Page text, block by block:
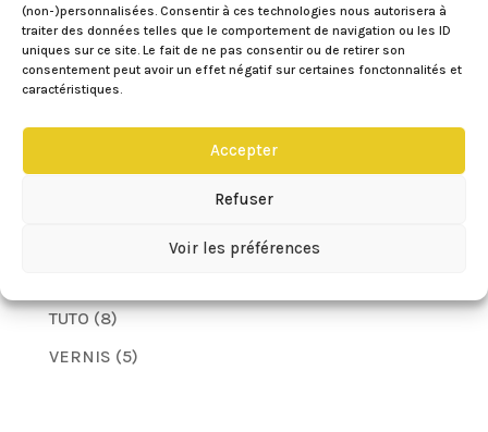
(non-)personnalisées. Consentir à ces technologies nous autorisera à
traiter des données telles que le comportement de navigation ou les ID
uniques sur ce site. Le fait de ne pas consentir ou de retirer son
consentement peut avoir un effet négatif sur certaines fonctonnalités et
caractéristiques.
Accepter
Refuser
Voir les préférences
FRUITS(44)
GOURMANDISES(105)
HEALTHY FOOD
LES YEUX(11)
TUTO(8)
VERNIS (5)